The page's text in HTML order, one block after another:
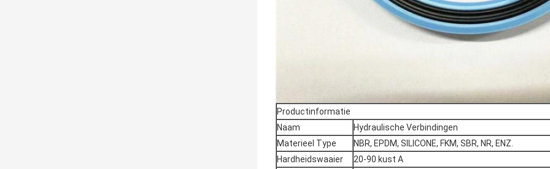
Productinformatie
Naam
Hydraulische Verbindingen
Materieel Type
NBR, EPDM, SILICONE, FKM, SBR, NR, ENZ.
Hardheidswaaier
20-90 kust A